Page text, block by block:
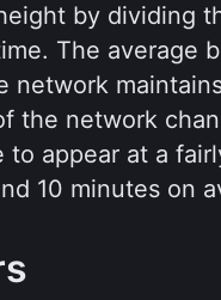
by dividing
The average
network
the network
appear at a
10 minutes on